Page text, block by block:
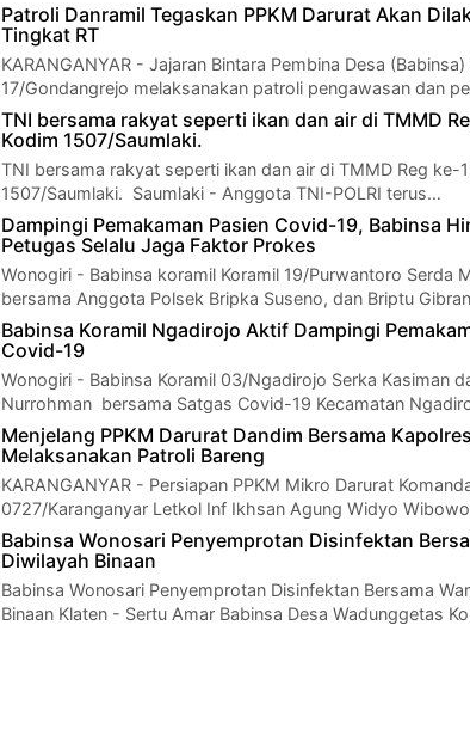
Patroli Danramil Tegaskan PPKM Darurat Akan
Tingkat RT
KARANGANYAR - Jajaran Bintara Pembina Desa (Babinsa)
17/Gondangrejo melaksanakan patroli pengawasan dan
TNI bersama rakyat seperti ikan dan air di TMMD
Kodim 1507/Saumlaki.
TNI bersama rakyat seperti ikan dan air di TMMD Reg ke-
1507/Saumlaki. Saumlaki - Anggota TNI-POLRI terus…
Dampingi Pemakaman Pasien Covid-19, Babinsa
Petugas Selalu Jaga Faktor Prokes
Wonogiri - Babinsa koramil Koramil 19/Purwantoro Serda
bersama Anggota Polsek Bripka Suseno, dan Briptu
Babinsa Koramil Ngadirojo Aktif Dampingi
Covid-19
Wonogiri - Babinsa Koramil 03/Ngadirojo Serka Kasiman
Nurrohman bersama Satgas Covid-19 Kecamatan
Menjelang PPKM Darurat Dandim Bersama
Melaksanakan Patroli Bareng
KARANGANYAR - Persiapan PPKM Mikro Darurat
0727/Karanganyar Letkol Inf Ikhsan Agung Widyo
Babinsa Wonosari Penyemprotan Disinfektan
Diwilayah Binaan
Babinsa Wonosari Penyemprotan Disinfektan Bersama
Binaan Klaten - Sertu Amar Babinsa Desa Wadunggetas